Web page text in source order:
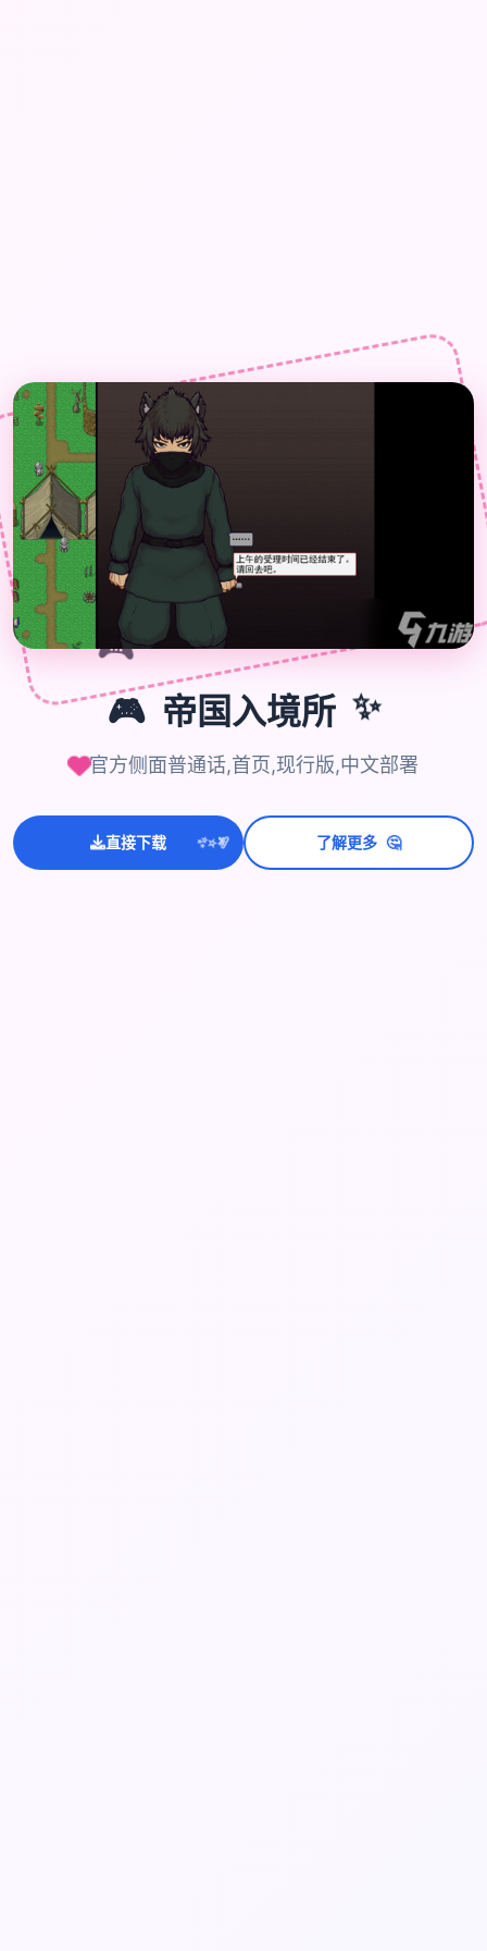
🎮
🎮 帝国入境所 ✨
官方侧面普通话,首页,现行版,中文部署
直接下载 ✨⭐💫 了解更多 🤔